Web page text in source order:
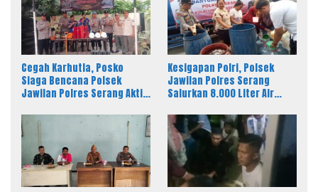
Cegah Karhutla, Posko
Siaga Bencana Polsek
Jawilan Polres Serang Aktif
Kesigapan Polri, Polsek
Jawilan Polres Serang
Salurkan 8.000 Liter Air
Majasari